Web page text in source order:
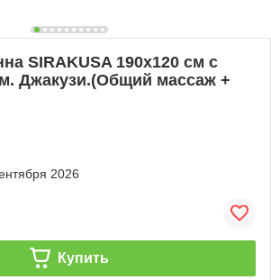
SIRAKUSA 190х120 см с
Джакузи.(Общий массаж +
2026
Купить